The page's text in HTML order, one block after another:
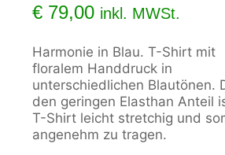
€ 79,00 inkl. MWSt.
Harmonie in Blau. T-Shirt mit
floralem Handdruck in
unterschiedlichen Blautönen.
den geringen Elasthan Anteil
T-Shirt leicht stretchig und
angenehm zu tragen.